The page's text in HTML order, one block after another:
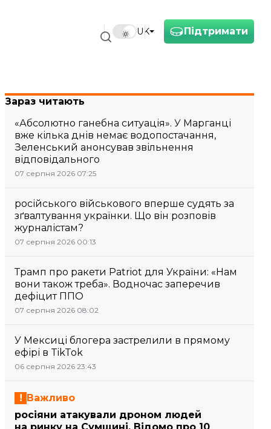
Підтримати
UK
Зараз читають
«Абсолютно ганебна ситуація». У Марганці
вже кілька днів немає водопостачання,
Зеленський анонсував звільнення
відповідального
07 серпня 2026 07:25
російського військового вперше судять за
зґвалтування українки. Що він розповів
журналістам?
07 серпня 2026 00:13
Трамп про ракети Patriot для України: «Нам
вони також треба». Водночас заперечив
дефіцит ППО
07 серпня 2026 08:02
У Мексиці блогера застрелили в прямому
ефірі в TikTok
06 серпня 2026 23:43
Важливо
росіяни атакували дроном людей